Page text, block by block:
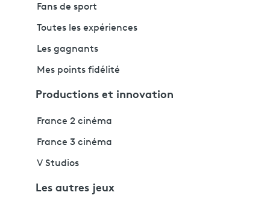
Fans de sport
Toutes les expériences
Les gagnants
Mes points fidélité
Productions et innovation
France 2 cinéma
France 3 cinéma
V Studios
Les autres jeux